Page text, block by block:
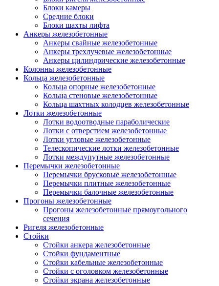
Блоки камеры
Средние блоки
Блоки шахты лифта
Анкеры железобетонные
Анкеры свайные железобетонные
Анкеры трехлучевые железобетонные
Анкеры цилиндрические железобетонные
Колонны железобетонные
Кольца железобетонные
Кольца опорные железобетонные
Кольца стеновые железобетонные
Кольца шахтных колодцев железобетонные
Лотки железобетонные
Лотки водоотводные параболические
Лотки с отверстием железобетонные
Лотки угловые железобетонные
Телескопические лотки железобетонные
Лотки междупутные железобетонные
Перемычки железобетонные
Перемычки брусковые железобетонные
Перемычки плитные железобетонные
Перемычки балочные железобетонные
Прогоны железобетонные
Прогоны железобетонные прямоугольного
сечения
Ригеля железобетонные
Стойки
Стойки анкера железобетонные
Стойки фундаментные
Стойки кабельные железобетонные
Стойки с оголовком железобетонные
Стойки экрана железобетонные